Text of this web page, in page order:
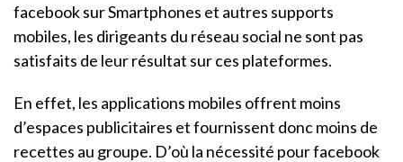
facebook sur Smartphones et autres supports
mobiles, les dirigeants du réseau social ne sont pas
satisfaits de leur résultat sur ces plateformes.
En effet, les applications mobiles offrent moins
d’espaces publicitaires et fournissent donc moins de
recettes au groupe. D’où la nécessité pour facebook